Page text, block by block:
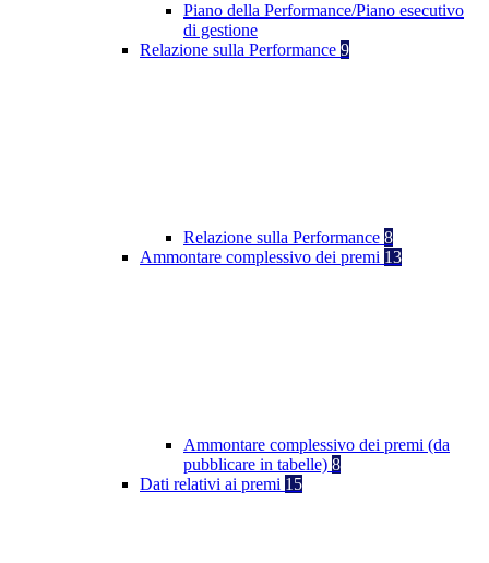
Piano della Performance/Piano esecutivo
di gestione
Relazione sulla Performance 9
Relazione sulla Performance 8
Ammontare complessivo dei premi 13
Ammontare complessivo dei premi (da
pubblicare in tabelle) 8
Dati relativi ai premi 15